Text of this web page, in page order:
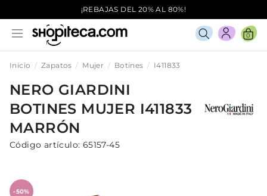
¡REBAJAS DEL 20% AL 80%!
0
Inicio Zapatos Mujer Botines I411833
NERO GIARDINI
BOTINES MUJER I411833
MARRÓN
Código artículo: 65157-45
-50%